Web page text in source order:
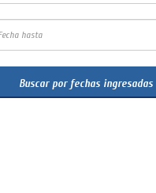
Buscar por fechas ingresadas